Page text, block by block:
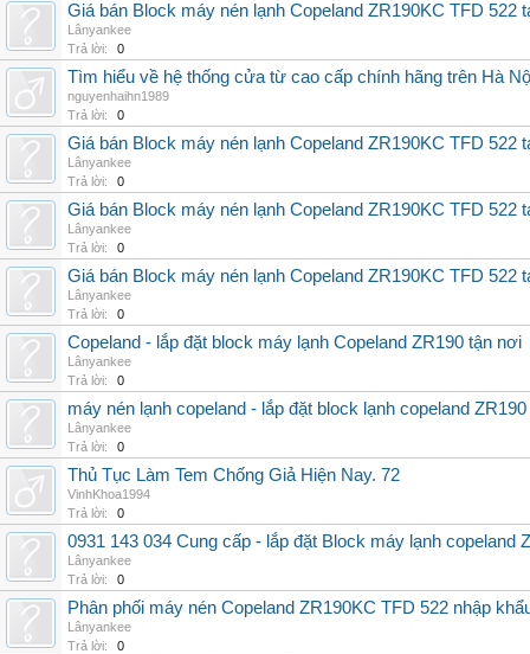
Giá bán Block máy nén lạnh Copeland ZR190KC TFD 522
Lânyankee
Trả lời:
0
Tìm hiểu về hệ thống cửa từ cao cấp chính hãng trên Hà
nguyenhaihn1989
Trả lời:
0
Giá bán Block máy nén lạnh Copeland ZR190KC TFD 522
Lânyankee
Trả lời:
0
Giá bán Block máy nén lạnh Copeland ZR190KC TFD 522
Lânyankee
Trả lời:
0
Giá bán Block máy nén lạnh Copeland ZR190KC TFD 522
Lânyankee
Trả lời:
0
Copeland - lắp đặt block máy lạnh Copeland ZR190 tận nơi
Lânyankee
Trả lời:
0
máy nén lạnh copeland - lắp đặt block lạnh copeland
Lânyankee
Trả lời:
0
Thủ Tục Làm Tem Chống Giả Hiện Nay. 72
VinhKhoa1994
Trả lời:
0
0931 143 034 Cung cấp - lắp đặt Block máy lạnh copeland
Lânyankee
Trả lời:
0
Phân phối máy nén Copeland ZR190KC TFD 522 nhập
Lânyankee
Trả lời:
0